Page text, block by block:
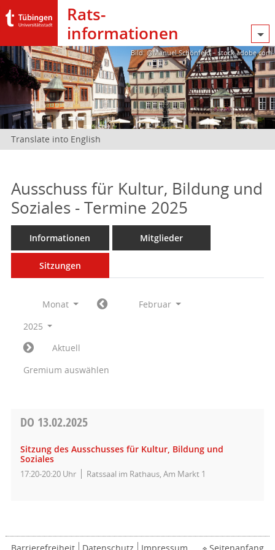
Rats­
informationen
Bild: @Manuel Schönfeld – stock.adobe.com
Translate into English
Ausschuss für Kultur, Bildung und
Soziales - Termine 2025
Informationen Mitglieder
Sitzungen
Monat
Februar
2025
Aktuell
Gremium auswählen
DO 13.02.2025
Sitzung des Ausschusses für Kultur, Bildung und
Soziales
17:20-20:20 Uhr Ratssaal im Rathaus, Am Markt 1